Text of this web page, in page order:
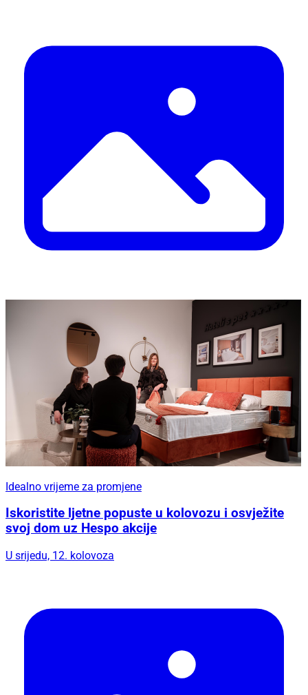
Idealno vrijeme za promjene
Iskoristite ljetne popuste u kolovozu i osvježite
svoj dom uz Hespo akcije
U srijedu, 12. kolovoza